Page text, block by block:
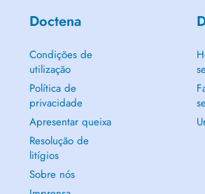
Doctena
Condições de
utilização
Política de
privacidade
Apresentar queixa
Resolução de
litígios
Sobre nós